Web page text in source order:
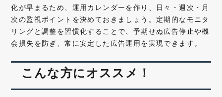
化が早まるため、運用カレンダーを作り、日々・週次・月
次の監視ポイントを決めておきましょう。定期的なモニタ
リングと調整を習慣化することで、予期せぬ広告停止や機
会損失を防ぎ、常に安定した広告運用を実現できます。
こんな方にオススメ！